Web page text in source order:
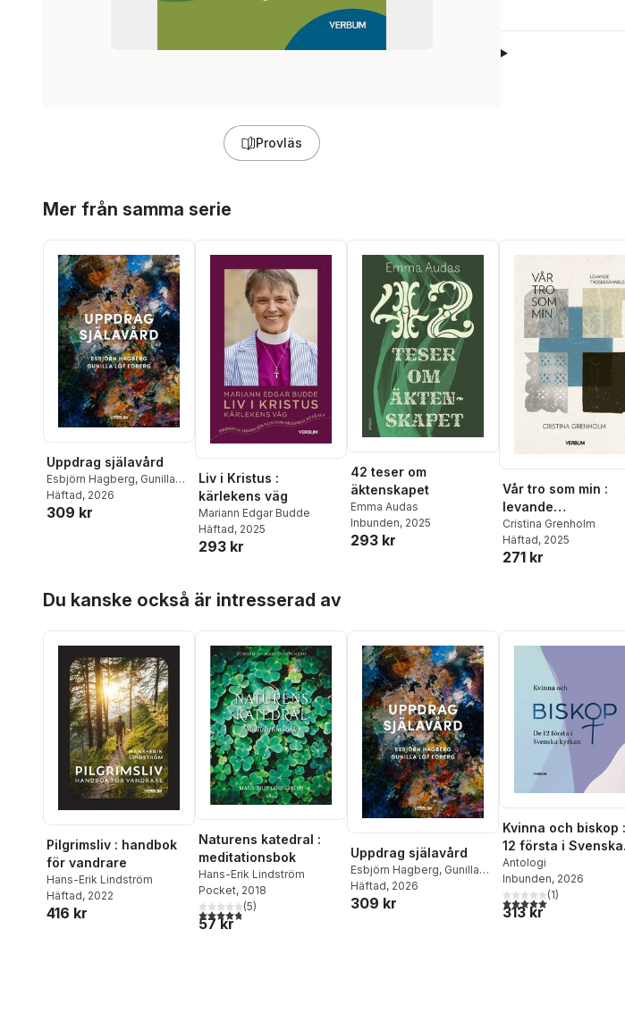
Provläs
Mer från samma serie
Uppdrag själavård
Esbjörn Hagberg, Gunilla
Löf Edberg
Häftad, 2026
309 kr
Liv i Kristus :
kärlekens väg
Mariann Edgar Budde
Häftad, 2025
293 kr
42 teser om
äktenskapet
Emma Audas
Inbunden, 2025
293 kr
Vår tro som min :
levande
trosbekännelse
Cristina Grenholm
Häftad, 2025
271 kr
Du kanske också är intresserad av
Pilgrimsliv : handbok
för vandrare
Hans-Erik Lindström
Häftad, 2022
416 kr
Naturens katedral :
meditationsbok
Hans-Erik Lindström
Pocket, 2018
4,8utav 5 stjärnor. Totalt antal röster:
(5)
57 kr
Uppdrag själavård
Esbjörn Hagberg, Gunilla
Löf Edberg
Häftad, 2026
309 kr
Kvinna och biskop
12 första i Svenska
kyrkan
Antologi
Inbunden, 2026
5,0utav 5 stjärnor.
(1)
313 kr